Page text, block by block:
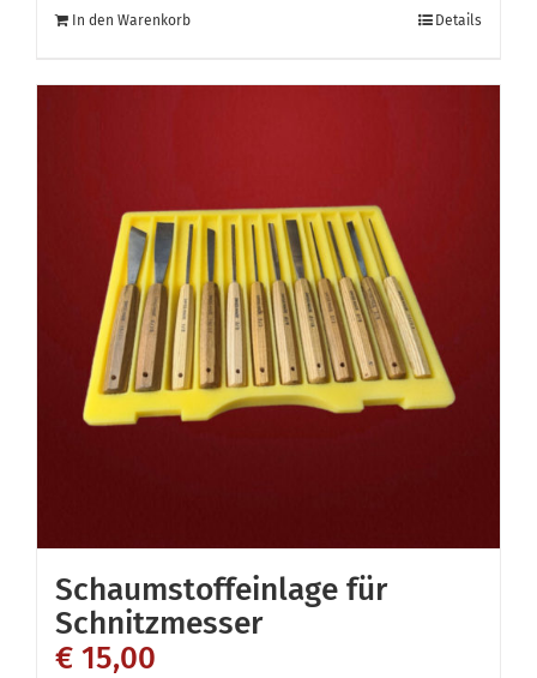
In den Warenkorb Details
Schaumstoffeinlage für
Schnitzmesser
€ 15,00